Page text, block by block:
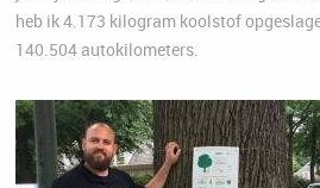
heb ik 4.173 kilogram koolstof
140.504 autokilometers.